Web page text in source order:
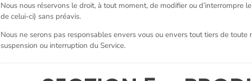
Nous nous réservons le droit, à tout moment, de modifier ou d’interrompre
de celui-ci) sans préavis.
Nous ne serons pas responsables envers vous ou envers tout tiers de
suspension ou interruption du Service.